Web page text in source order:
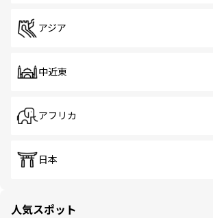
アジア
中近東
アフリカ
日本
人気スポット